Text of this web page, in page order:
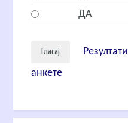
ДА
Резултати
анкете